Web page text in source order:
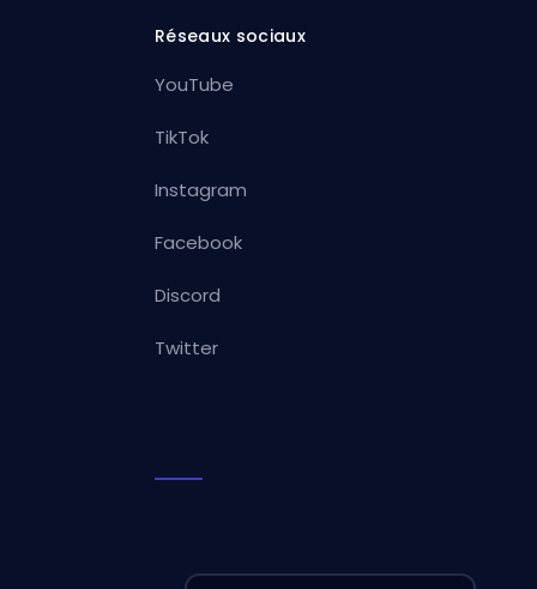
Réseaux sociaux
YouTube
TikTok
Instagram
Facebook
Discord
Twitter